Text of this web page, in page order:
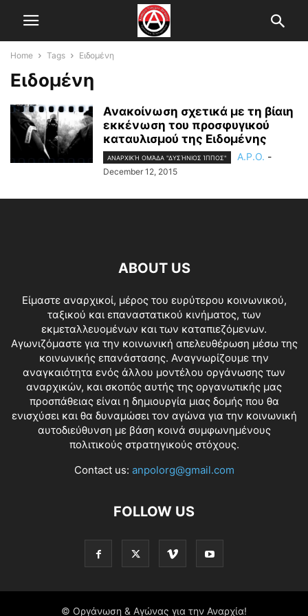
Home Tags Ειδομένη
Ειδομένη
Ανακοίνωση σχετικά με τη βίαιη
εκκένωση του προσφυγικού
καταυλισμού της Ειδομένης
ΑΝΑΡΧΙΚΉ ΟΜΆΔΑ "ΔΥΣΉΝΙΟΣ ΊΠΠΟΣ" A.P.O. -
December 12, 2015
ABOUT US
Είμαστε αναρχικοί, μέρος του ευρύτερου κοινωνικού,
ταξικού και επαναστατικού κινήματος, των
εκμεταλλευομένων και των καταπιεζόμενων.
Αγωνιζόμαστε για την κοινωνική απελευθέρωση μέσω της
κοινωνικής επανάστασης. Αναγνωρίζουμε την
αναγκαιότητα ενός άλλου μοντέλου οργάνωσης των
αναρχικών, και σκοπός αυτής της οργανωτικής μας
προσπάθειας είναι η δημιουργία μιας δομής που θα
ενισχύσει και θα δυναμώσει τον αγώνα για την κοινωνική
αυτοδιεύθυνση με βάση κοινά συμφωνημένους
πολιτικούς στρατηγικούς στόχους.
Contact us: anpolorg@gmail.com
FOLLOW US
© Οργάνωση & Αγώνας για την Αναρχία!